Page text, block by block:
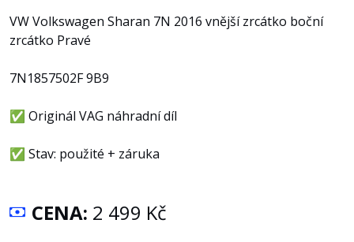
VW Volkswagen Sharan 7N 2016 vnější zrcátko boční
zrcátko Pravé
7N1857502F 9B9
✅ Originál VAG náhradní díl
✅ Stav: použité + záruka
CENA: 2 499 Kč